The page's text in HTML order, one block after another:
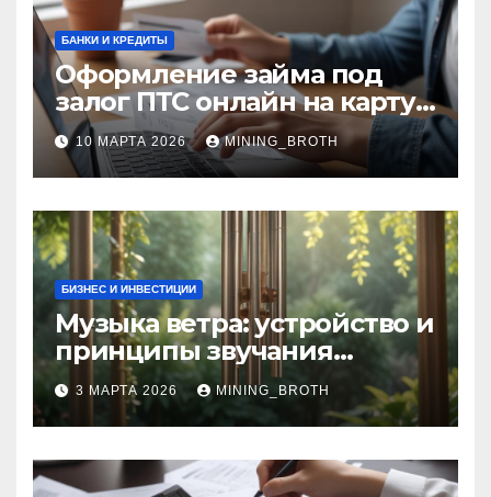
БАНКИ И КРЕДИТЫ
Оформление займа под
залог ПТС онлайн на карту
без визита в офис: порядок,
требования и документы
10 МАРТА 2026 MINING_BROTH
БИЗНЕС И ИНВЕСТИЦИИ
Музыка ветра: устройство и
принципы звучания
колокольчиков
3 МАРТА 2026 MINING_BROTH